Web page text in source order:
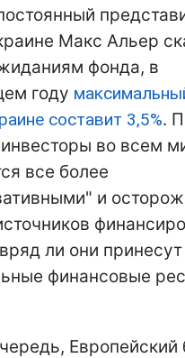
Макс Альер
фонда, в
году
составит 3,5%.
во всем
все более
и
ли они принесут
финансовые
Европейский